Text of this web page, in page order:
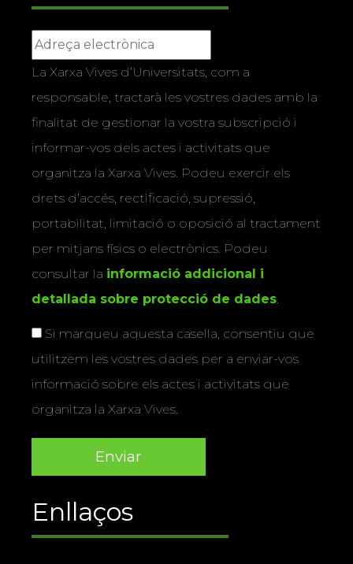
La Xarxa Vives d’Universitats, com a
responsable, tractarà les vostres dades amb la
finalitat de gestionar la vostra subscripció i
informar-vos dels actes i activitats que
organitza la Xarxa Vives. Podeu exercir els
drets d’accés, rectificació, supressió,
portabilitat, limitació o oposició al tractament
per mitjans físics o electrònics. Podeu
consultar la informació addicional i
detallada sobre protecció de dades.
Si marqueu aquesta casella, consentiu que
utilitzem les vostres dades per a enviar-vos
informació sobre els actes i activitats que
organitza la Xarxa Vives.
Enllaços